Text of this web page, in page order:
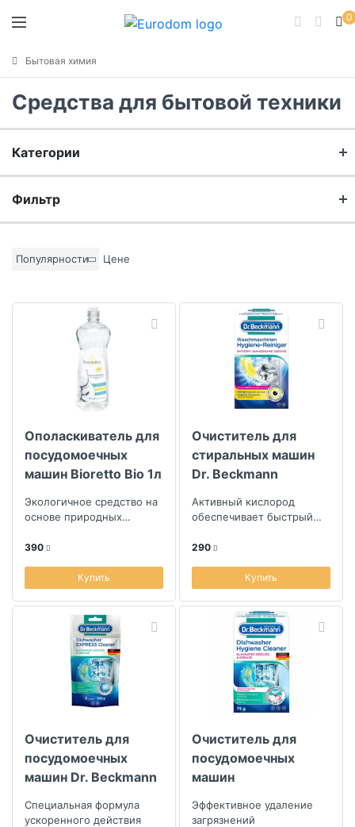
0
Бытовая химия
Средства для бытовой техники
Категории
Очистители для посудомоечных и стиральных машин
Фильтр
Популярности Цене
Ополаскиватель для
посудомоечных
машин Bioretto Bio 1л
Экологичное средство на
основе природных
390
Купить
Очиститель для
стиральных машин
Dr. Beckmann
Активный кислород
обеспечивает быстрый
290
Купить
Очиститель для
посудомоечных
машин Dr. Beckmann
Специальная формула
ускоренного действия
Очиститель для
посудомоечных
машин
Beckmann 75г
Эффективное удаление
загрязнений